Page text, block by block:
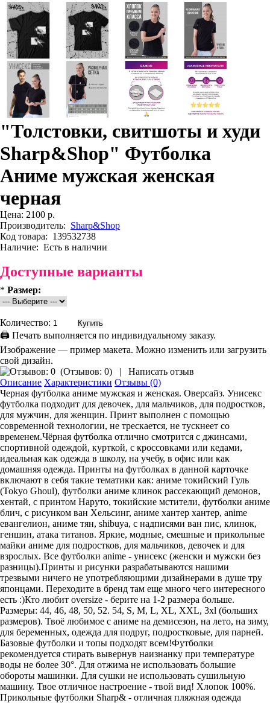
"Толстовки, свитшоты и худи
Sharp&Shop" Футболка
Аниме мужская женская
черная
Цена: 2100 р.
Производитель: Sharp&Shop
Код товара: 139532738
Наличие: Есть в наличии
Доступные варианты
* Размер:
Количество:
🖨 Печать выполняется по индивидуальному заказу.
Изображение — пример макета. Можно изменить или загрузить
свой дизайн.
(Отзывов: 0) |
Написать отзыв
Описание Характеристики Отзывы (0)
Черная футболка аниме мужская и женская. Оверсайз. Унисекс
футболка подходит для девочек, для мальчиков, для подростков,
для мужчин, для женщин. Принт выполнен с помощью
современной технологии, не трескается, не тускнеет со
временем.Чёрная футболка отлично смотрится с джинсами,
спортивной одеждой, курткой, с кроссовками или кедами,
идеальная как одежда в школу, на учебу, в офис или как
домашняя одежда. Принты на футболках в данной карточке
включают в себя такие тематики как: аниме токийский Гуль
(Tokyo Ghoul), футболки аниме клинок рассекающий демонов,
хентай, с принтом Наруто, токийские мстители, футболки аниме
блич, с рисунком ван Хельсинг, аниме хантер хантер, anime
евангелион, аниме тян, shibuya, с надписями ван пис, клинок,
геншин, атака титанов. Яркие, модные, смешные и прикольные
майки аниме для подростков, для мальчиков, девочек и для
взрослых. Все футболки anime - унисекс (женски и мужски без
разницы).Принты и рисунки разрабатываются нашими
трезвыми ничего не употребляющими дизайнерами в душе тру
японцами. Переходите в бренд там еще много чего интересного
есть :)Кто любит oversize - берите на 1-2 размера больше.
Размеры: 44, 46, 48, 50, 52. 54, S, M, L, XL, XXL, 3xl (больших
размеров). Твоё любимое с аниме на демисезон, на лето, на зиму,
для беременных, одежда для подруг, подростковые, для парней.
Базовые футболки и топы подходят всем!Футболки
рекомендуется стирать вывернув наизнанку при температуре
воды не более 30°. Для отжима не использовать большие
обороты машинки. Для сушки не использовать сушильную
машину. Твое отличное настроение - твой вид! Хлопок 100%.
Прикольные футболки Sharp& - отличная пляжная одежда